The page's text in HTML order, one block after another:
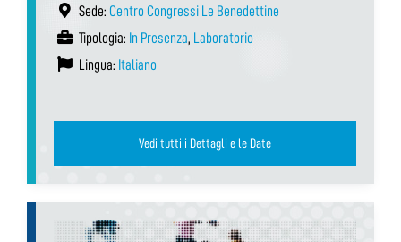
Sede: Centro Congressi Le Benedettine
Tipologia: In Presenza, Laboratorio
Lingua: Italiano
Vedi tutti i Dettagli e le Date